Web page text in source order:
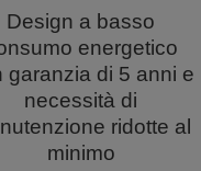
Design a basso
energetico
garanzia di 5 anni e
necessità di
ridotte al
minimo